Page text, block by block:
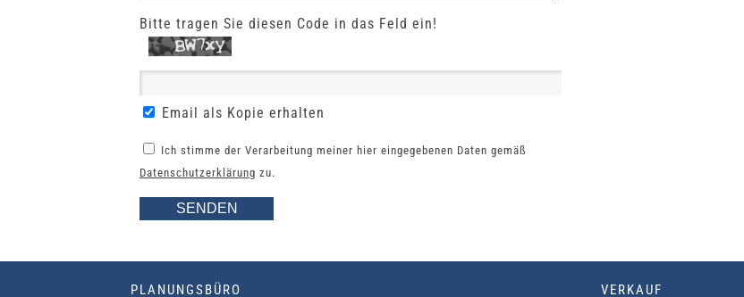
Bitte tragen Sie diesen Code in das Feld ein!
Email als Kopie erhalten
Ich stimme der Verarbeitung meiner hier eingegebenen Daten gemäß
Datenschutzerklärung zu.
PLANUNGSBÜRO VERKAUF